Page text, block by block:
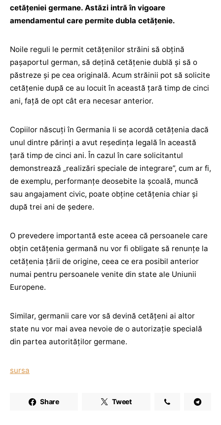
cetățeniei germane. Astăzi intră în vigoare
amendamentul care permite dubla cetățenie.
Noile reguli le permit cetățenilor străini să obțină
pașaportul german, să dețină cetățenie dublă și să o
păstreze și pe cea originală. Acum străinii pot să solicite
cetățenie după ce au locuit în această țară timp de cinci
ani, față de opt cât era necesar anterior.
Copiilor născuți în Germania li se acordă cetățenia dacă
unul dintre părinți a avut reședința legală în această
țară timp de cinci ani. În cazul în care solicitantul
demonstrează „realizări speciale de integrare”, cum ar fi,
de exemplu, performanțe deosebite la școală, muncă
sau angajament civic, poate obține cetățenia chiar și
după trei ani de ședere.
O prevedere importantă este aceea că persoanele care
obțin cetățenia germană nu vor fi obligate să renunțe la
cetățenia țării de origine, ceea ce era posibil anterior
numai pentru persoanele venite din state ale Uniunii
Europene.
Similar, germanii care vor să devină cetățeni ai altor
state nu vor mai avea nevoie de o autorizație specială
din partea autorităților germane.
sursa
Share Tweet